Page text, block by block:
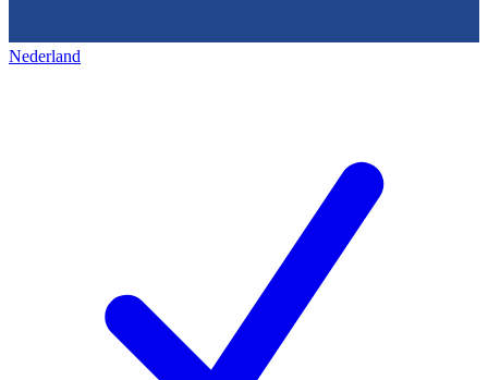
Nederland